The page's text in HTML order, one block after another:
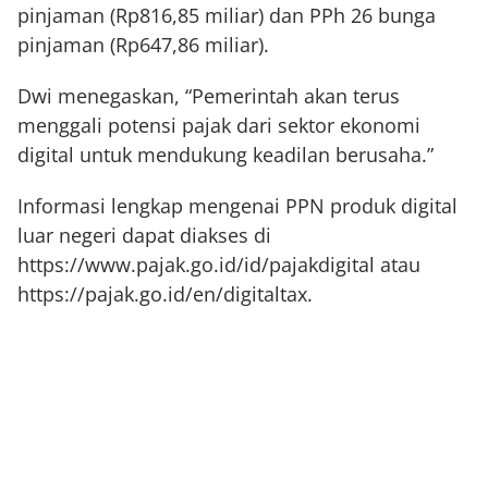
pinjaman (Rp816,85 miliar) dan PPh 26 bunga
pinjaman (Rp647,86 miliar).
Dwi menegaskan, “Pemerintah akan terus
menggali potensi pajak dari sektor ekonomi
digital untuk mendukung keadilan berusaha.”
Informasi lengkap mengenai PPN produk digital
luar negeri dapat diakses di
https://www.pajak.go.id/id/pajakdigital atau
https://pajak.go.id/en/digitaltax.